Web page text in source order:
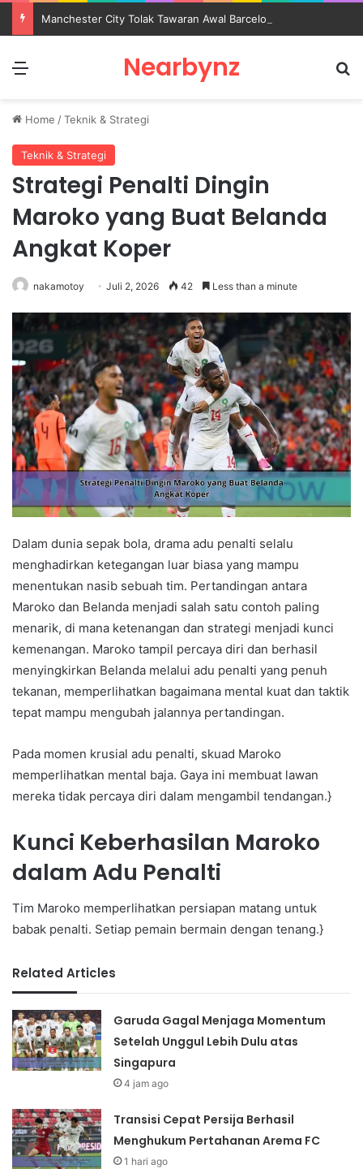
Nearbynz
Home /Teknik & Strategi
Teknik & Strategi
Strategi Penalti Dingin
Maroko yang Buat Belanda
Angkat Koper
nakamotoy Juli 2, 2026 42 Less than a minute
Dalam dunia sepak bola, drama adu penalti selalu
menghadirkan ketegangan luar biasa yang mampu
menentukan nasib sebuah tim. Pertandingan antara
Maroko dan Belanda menjadi salah satu contoh paling
menarik, di mana ketenangan dan strategi menjadi kunci
kemenangan. Maroko tampil percaya diri dan berhasil
menyingkirkan Belanda melalui adu penalti yang penuh
tekanan, memperlihatkan bagaimana mental kuat dan taktik
tepat mampu mengubah jalannya pertandingan.
Pada momen krusial adu penalti, skuad Maroko
memperlihatkan mental baja. Gaya ini membuat lawan
mereka tidak percaya diri dalam mengambil tendangan.}
Kunci Keberhasilan Maroko
dalam Adu Penalti
Tim Maroko memperlihatkan persiapan matang untuk
babak penalti. Setiap pemain bermain dengan tenang.}
Related Articles
Garuda Gagal Menjaga Momentum
Setelah Unggul Lebih Dulu atas
Singapura
4 jam ago
Transisi Cepat Persija Berhasil
Menghukum Pertahanan Arema FC
1 hari ago